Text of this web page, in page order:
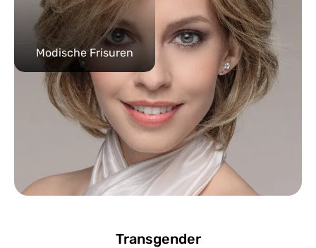
Modische Frisuren
Transgender